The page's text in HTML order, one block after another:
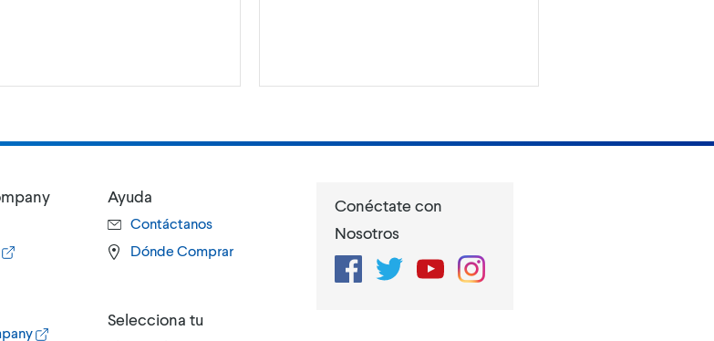
Ayuda
Contáctanos
Dónde Comprar
Selecciona tu
Conéctate con
Nosotros
FacebookTwitterYouTubeInstagram